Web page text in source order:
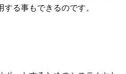
る事もできるのです。